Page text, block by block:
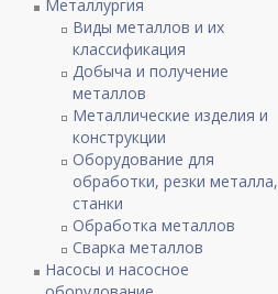
Металлургия
Виды металлов и их
классификация
Добыча и получение
металлов
Металлические изделия и
конструкции
Оборудование для
обработки, резки металла,
станки
Обработка металлов
Сварка металлов
Насосы и насосное